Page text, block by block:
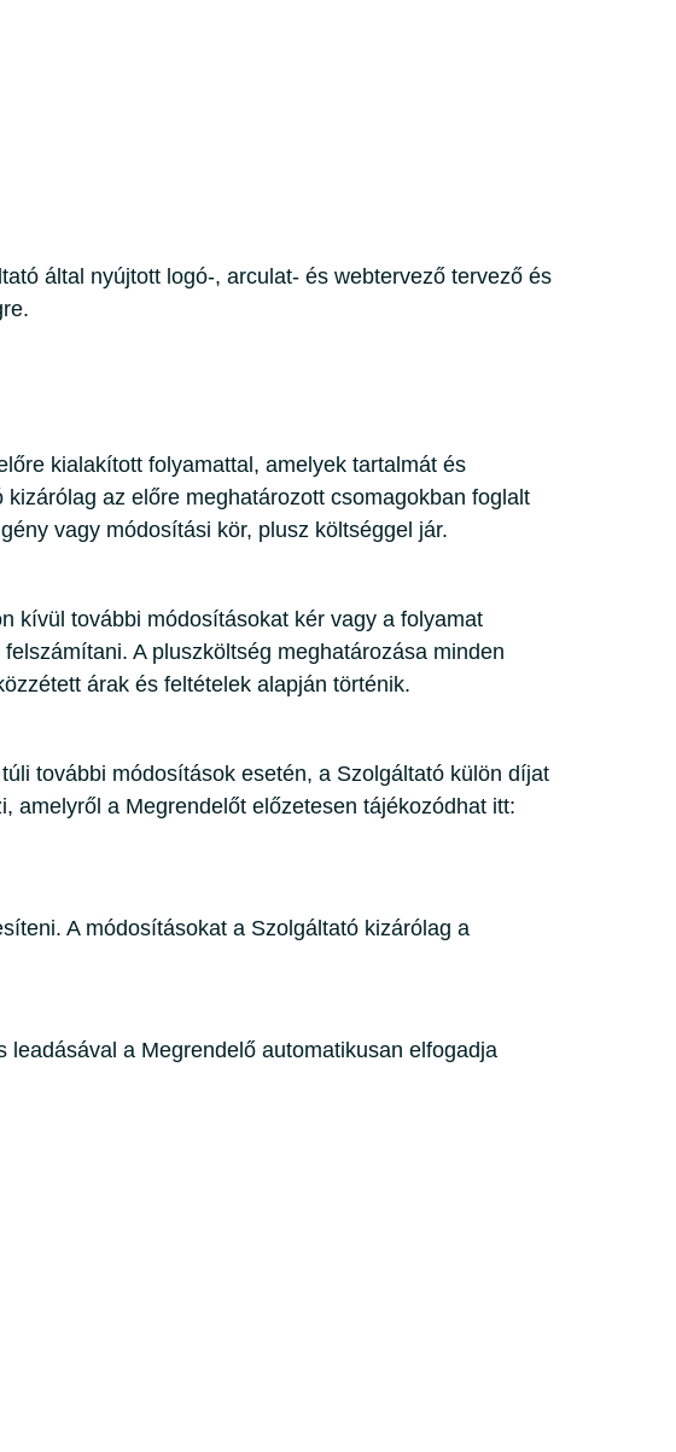
által nyújtott logó-, arculat- és webtervező tervező és
kialakított folyamattal, amelyek tartalmát és
az előre meghatározott csomagokban foglalt
vagy módosítási kör, plusz költséggel jár.
kívül további módosításokat kér vagy a folyamat
A pluszköltség meghatározása minden
árak és feltételek alapján történik.
további módosítások esetén, a Szolgáltató külön díjat
amelyről a Megrendelőt előzetesen tájékozódhat itt:
A módosításokat a Szolgáltató kizárólag a
a Megrendelő automatikusan elfogadja